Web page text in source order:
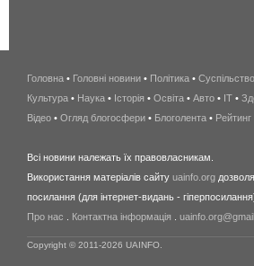
Головна • Головні новини • Політика • Суспільство
Культура • Наука • Історія • Освіта • Авто • IT •
Відео • Огляд блогосфери • Блоголента • Рейтинг
Всі новини належать їх правовласникам.
Використання матеріалів сайту uainfo.org
посилання (для інтернет-видань -
Про нас
Контактна інформація
Copyright © 2011-2026 UAINFO.